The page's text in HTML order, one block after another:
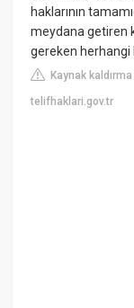
haklarının
meydana getiren
gereken herhangi
Kaynak
telifhaklari.gov.tr